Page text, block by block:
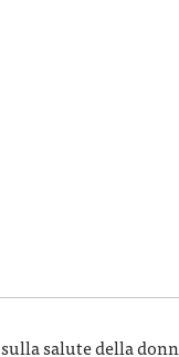
salute della